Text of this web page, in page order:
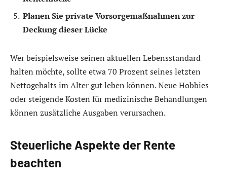
Planen Sie private Vorsorgemaßnahmen zur
Deckung dieser Lücke
Wer beispielsweise seinen aktuellen Lebensstandard
halten möchte, sollte etwa 70 Prozent seines letzten
Nettogehalts im Alter gut leben können. Neue Hobbies
oder steigende Kosten für medizinische Behandlungen
können zusätzliche Ausgaben verursachen.
Steuerliche Aspekte der Rente
beachten